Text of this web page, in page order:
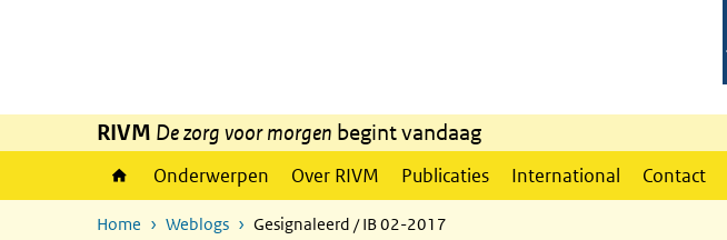
RIVM De zorg voor morgen begint vandaag
Onderwerpen Over RIVM Publicaties International Contact
Home Weblogs Gesignaleerd / IB 02-2017